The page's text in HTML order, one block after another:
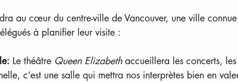
au cœur du centre-ville de Vancouver, une ville
à planifier leur visite :
Le théâtre Queen Elizabeth accueillera les concerts, les
c’est une salle qui mettra nos interprètes bien en